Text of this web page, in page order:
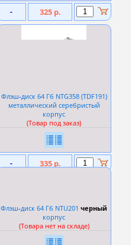
- 325 р.
Флэш-диск 64 Гб NTG358 (TDF191)
металлический серебристый
корпус
(Товар под заказ)
- 335 р.
Флэш-диск 64 Гб NTU201 черный
корпус
(Товара нет на складе)